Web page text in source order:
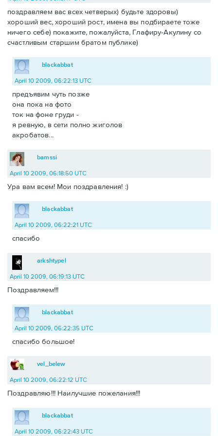
поздравляем вас всех четверых) будьте здоровы)
хороший вес, хороший рост, имена вы подбираете тоже
ничего себе) покажите, пожалуйста, Глафиру-Акулину со
счастливым старшим братом публике)
blackabbat
April 10 2009, 06:22:13 UTC
предъявим чуть позже
она пока на фото
ток на фоне груди -
я ревную, в сети полно жиголов
акробатов...
bamssi
April 10 2009, 06:18:50 UTC
Ура вам всем! Мои поздравления! :)
blackabbat
April 10 2009, 06:22:21 UTC
спасибо
arkshtypel
April 10 2009, 06:19:13 UTC
Поздравляем!!!
blackabbat
April 10 2009, 06:22:35 UTC
спасибо большое!
vel_belew
April 10 2009, 06:22:12 UTC
Поздравляю!!! Наилучшие пожелания!!!
blackabbat
April 10 2009, 06:22:43 UTC